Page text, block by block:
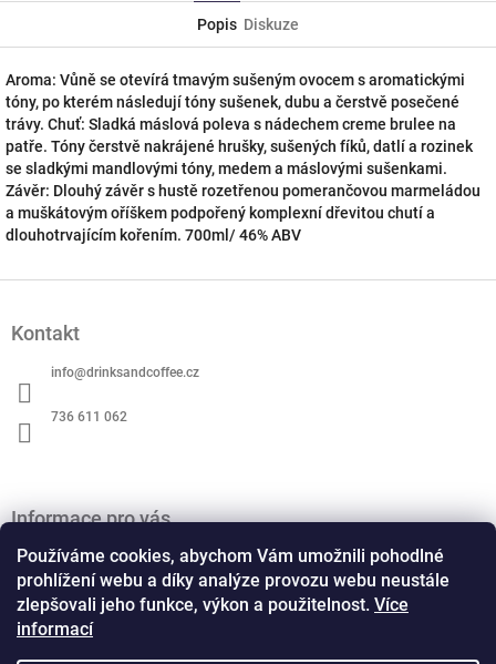
Používáme cookies, abychom Vám umožnili pohodlné
prohlížení webu a díky analýze provozu webu neustále
zlepšovali jeho funkce, výkon a použitelnost. Více
informací
Popis Diskuze
Aroma: Vůně se otevírá tmavým sušeným ovocem s aromatickými
tóny, po kterém následují tóny sušenek, dubu a čerstvě posečené
trávy. Chuť: Sladká máslová poleva s nádechem creme brulee na
patře. Tóny čerstvě nakrájené hrušky, sušených fíků, datlí a rozinek
se sladkými mandlovými tóny, medem a máslovými sušenkami.
Závěr: Dlouhý závěr s hustě rozetřenou pomerančovou marmeládou
a muškátovým oříškem podpořený komplexní dřevitou chutí a
dlouhotrvajícím kořením. 700ml/ 46% ABV
Kontakt
info@drinksandcoffee.cz
736 611 062
Informace pro vás
O nás
Obchodní podmínky
Podmínky ochrany osobních údajů
Kontaktní formulář